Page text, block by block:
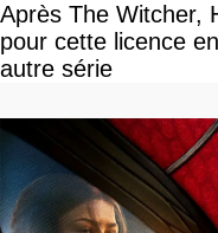
Après The Witcher,
pour cette licence
autre série